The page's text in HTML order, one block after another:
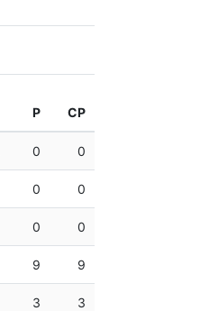
P CP
0 0
0 0
0 0
9 9
3 3